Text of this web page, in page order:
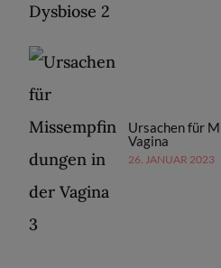
Ursachen für
Vagina
26. JANUAR 2023